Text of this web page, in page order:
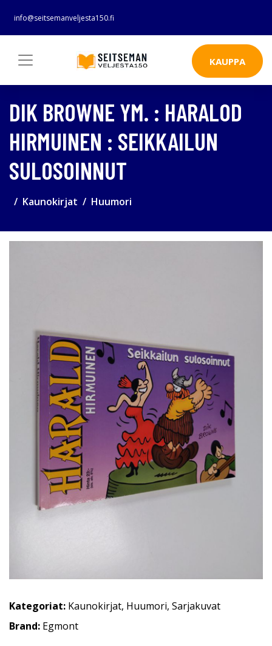
info@seitsemanveljesta150.fi
KAUPPA
DIK BROWNE YM. : HARALOD
HIRMUINEN : SEIKKAILUN
SULOSOINNUT
Kaunokirjat Huumori
Kategoriat: Kaunokirjat, Huumori, Sarjakuvat
Brand: Egmont